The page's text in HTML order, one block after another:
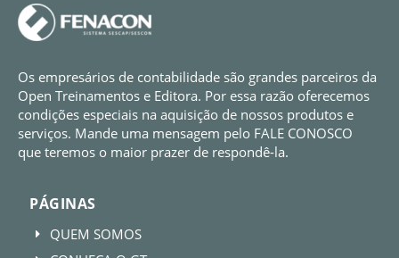
Os empresários de contabilidade são grandes parceiros da
Open Treinamentos e Editora. Por essa razão oferecemos
condições especiais na aquisição de nossos produtos e
serviços. Mande uma mensagem pelo FALE CONOSCO
que teremos o maior prazer de respondê-la.
PÁGINAS
E QUEM SOMOS